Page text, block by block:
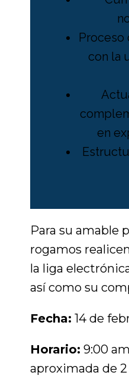
Proceso
con la
en
Para su amable
rogamos
la liga
así como su
Fecha: 14 de
Horario: 9:00
aproximada de 2